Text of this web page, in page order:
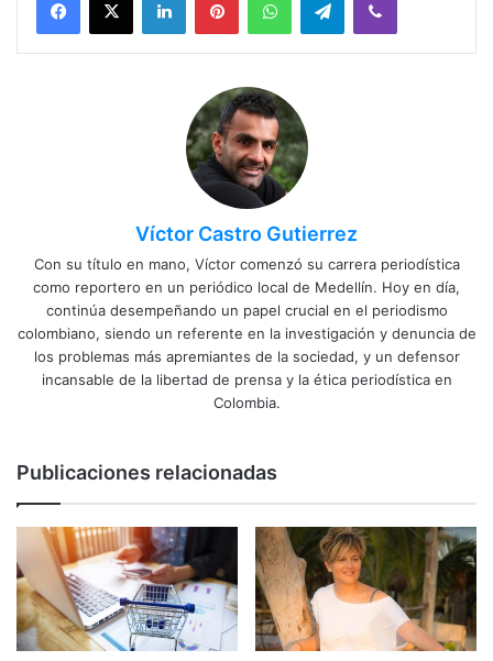
Víctor Castro Gutierrez
Con su título en mano, Víctor comenzó su carrera periodística
como reportero en un periódico local de Medellín. Hoy en día,
continúa desempeñando un papel crucial en el periodismo
colombiano, siendo un referente en la investigación y denuncia de
los problemas más apremiantes de la sociedad, y un defensor
incansable de la libertad de prensa y la ética periodística en
Colombia.
Publicaciones relacionadas